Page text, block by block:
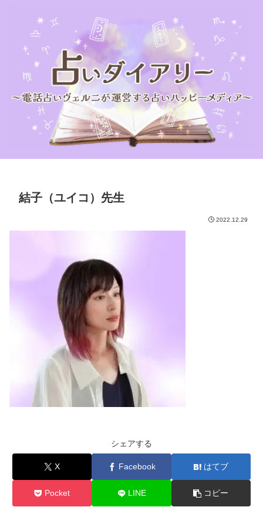
結子（ユイコ）先生
2022.12.29
シェアする
X Facebook はてブ
Pocket LINE コピー